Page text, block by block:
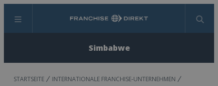
Menü Suchen
Simbabwe
STARTSEITE
INTERNATIONALE FRANCHISE-UNTERNEHMEN